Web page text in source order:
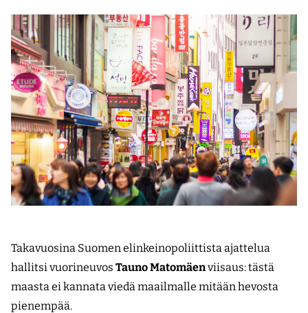
Takavuosina Suomen elinkeinopoliittista ajattelua
hallitsi vuorineuvos Tauno Matomäenviisaus: tästä
maasta ei kannata viedä maailmalle mitään hevosta
pienempää.